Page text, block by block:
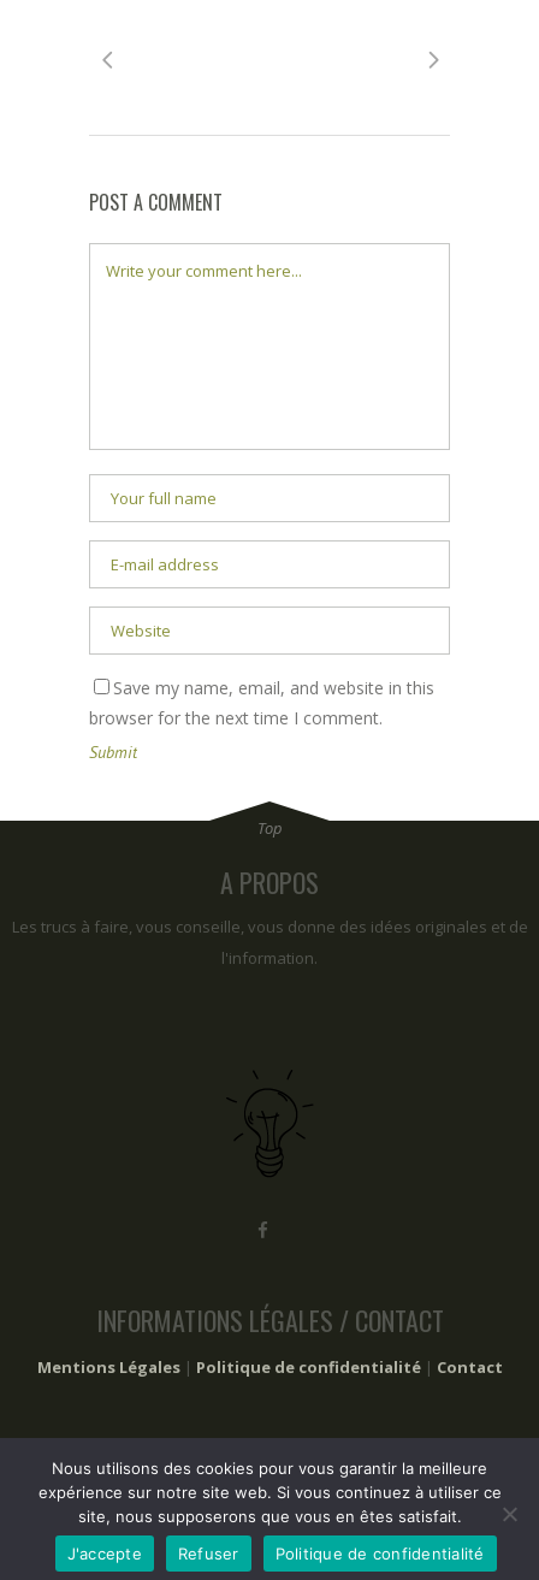
POST A COMMENT
Save my name, email, and website in this
browser for the next time I comment.
A PROPOS
Les trucs à faire, vous conseille, vous donne des idées originales et de
l'information.
INFORMATIONS LÉGALES / CONTACT
Mentions Légales| Politique de confidentialité| Contact
2017 – 2024 Les trucs à faire © Tous droits réservés
Nous utilisons des cookies pour vous garantir la meilleure
expérience sur notre site web. Si vous continuez à utiliser ce
site, nous supposerons que vous en êtes satisfait.
J'accepte
Refuser Politique de confidentialité